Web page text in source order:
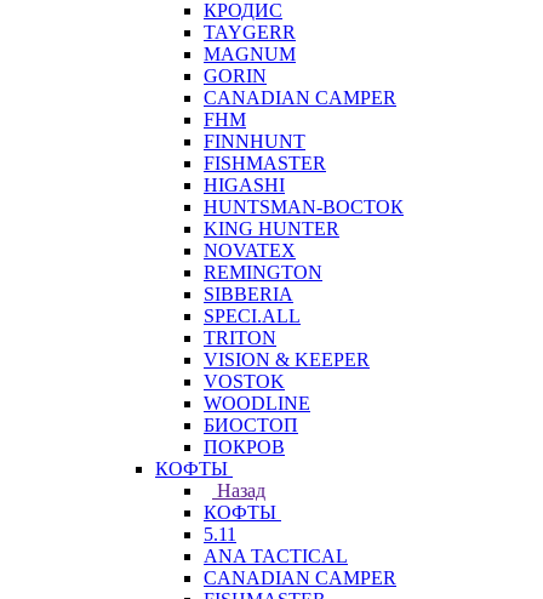
КРОДИС
TAYGERR
MAGNUM
GORIN
CANADIAN CAMPER
FHM
FINNHUNT
FISHMASTER
HIGASHI
HUNTSMAN-ВОСТОК
KING HUNTER
NOVATEX
REMINGTON
SIBBERIA
SPECI.ALL
TRITON
VISION & KEEPER
VOSTOK
WOODLINE
БИОСТОП
ПОКРОВ
КОФТЫ
Назад
КОФТЫ
5.11
ANA TACTICAL
CANADIAN CAMPER